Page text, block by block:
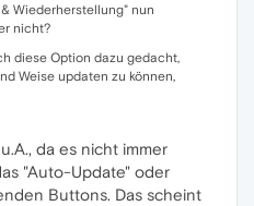
Wiederherstellung" nun
nicht?
diese Option dazu gedacht,
Weise updaten zu können,
da es nicht immer
"Auto-Update" oder
Buttons. Das scheint